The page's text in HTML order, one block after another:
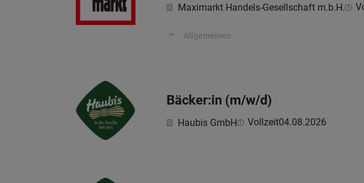
Maximarkt Handels-Gesellschaft m.b.H.
Allgemeines
Bäcker:in (m/w/d)
Haubis GmbH Vollzeit04.08.2026